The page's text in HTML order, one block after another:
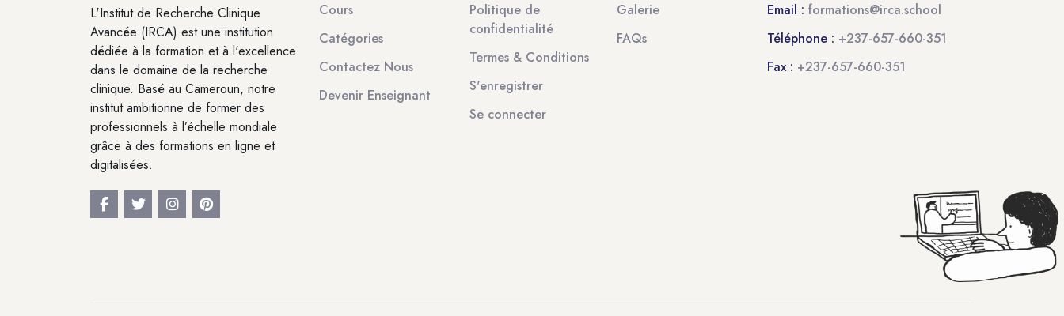
L'Institut de Recherche Clinique
Avancée (IRCA) est une institution
dédiée à la formation et à l'excellence
dans le domaine de la recherche
clinique. Basé au Cameroun, notre
institut ambitionne de former des
professionnels à l’échelle mondiale
grâce à des formations en ligne et
digitalisées.
Cours
Catégories
Contactez Nous
Devenir Enseignant
Politique de
confidentialité
Termes & Conditions
S'enregistrer
Se connecter
Galerie
FAQs
Email : formations@irca.school
Téléphone : +237-657-660-351
Fax : +237-657-660-351